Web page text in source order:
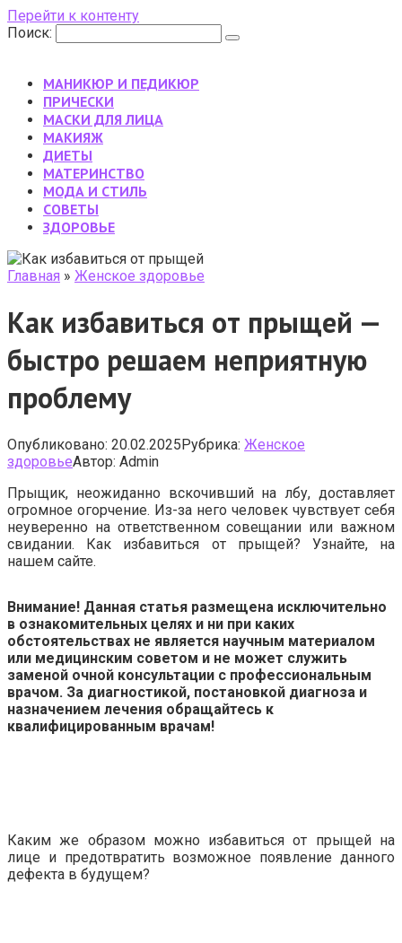
Перейти к контенту
Поиск:
МАНИКЮР И ПЕДИКЮР
ПРИЧЕСКИ
МАСКИ ДЛЯ ЛИЦА
МАКИЯЖ
ДИЕТЫ
МАТЕРИНСТВО
МОДА И СТИЛЬ
CОВЕТЫ
ЗДОРОВЬЕ
Главная » Женское здоровье
Как избавиться от прыщей —
быстро решаем неприятную
проблему
Опубликовано: 20.02.2025Рубрика: Женское
здоровьеАвтор: Admin
Прыщик, неожиданно вскочивший на лбу, доставляет
огромное огорчение. Из-за него человек чувствует себя
неуверенно на ответственном совещании или важном
свидании. Как избавиться от прыщей? Узнайте, на
нашем сайте.
Внимание! Данная статья размещена исключительно
в ознакомительных целях и ни при каких
обстоятельствах не является научным материалом
или медицинским советом и не может служить
заменой очной консультации с профессиональным
врачом. За диагностикой, постановкой диагноза и
назначением лечения обращайтесь к
квалифицированным врачам!
Каким же образом можно избавиться от прыщей на
лице и предотвратить возможное появление данного
дефекта в будущем?